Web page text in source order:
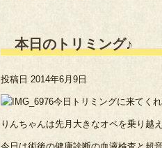
本日のトリミング♪
投稿日 2014年6月9日
今日トリミングに来てく
りんちゃんは先月大きなオペを乗り越